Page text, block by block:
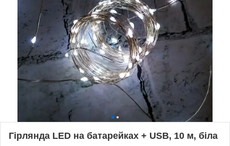
Гірлянда LED на батарейках + USB, 10 м, біла